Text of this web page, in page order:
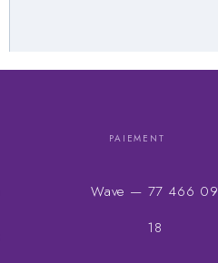
PAIEMENT
Wave — 77 466 09
18